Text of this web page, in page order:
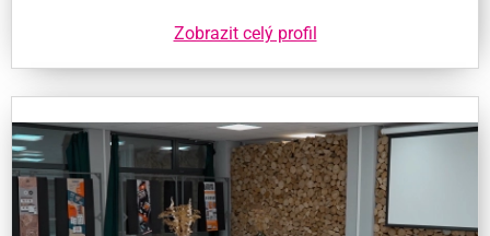
Zobrazit celý profil